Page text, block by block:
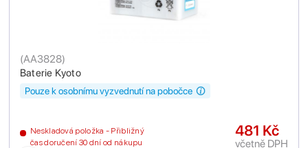
Baterie Kyoto
(AA3828)
Neskladová položka - Přibližný
čas doručení 30 dní od nákupu
Pouze k osobnímu vyzvednutí na pobočce
481 Kč
včetně DPH